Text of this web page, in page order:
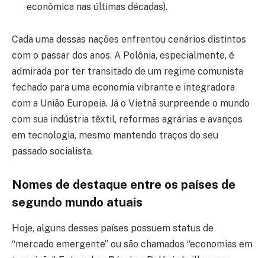
econômica nas últimas décadas).
Cada uma dessas nações enfrentou cenários distintos
com o passar dos anos. A Polônia, especialmente, é
admirada por ter transitado de um regime comunista
fechado para uma economia vibrante e integradora
com a União Europeia. Já o Vietnã surpreende o mundo
com sua indústria têxtil, reformas agrárias e avanços
em tecnologia, mesmo mantendo traços do seu
passado socialista.
Nomes de destaque entre os países de
segundo mundo atuais
Hoje, alguns desses países possuem status de
“mercado emergente” ou são chamados “economias em